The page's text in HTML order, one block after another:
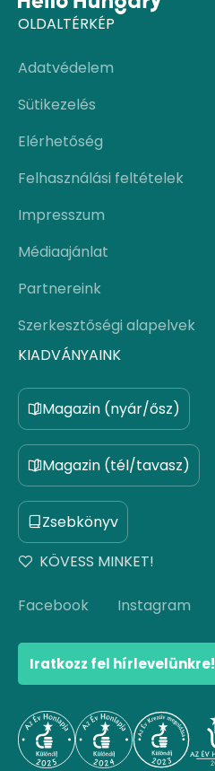
OLDALTÉRKÉP
Adatvédelem
Sütikezelés
Elérhetőség
Felhasználási feltételek
Impresszum
Médiaajánlat
Partnereink
Szerkesztőségi alapelvek
KIADVÁNYAINK
Magazin (nyár/ősz)
Magazin (tél/tavasz)
Zsebkönyv
KÖVESS MINKET!
Facebook Instagram
Iratkozz fel hírlevelünkre!